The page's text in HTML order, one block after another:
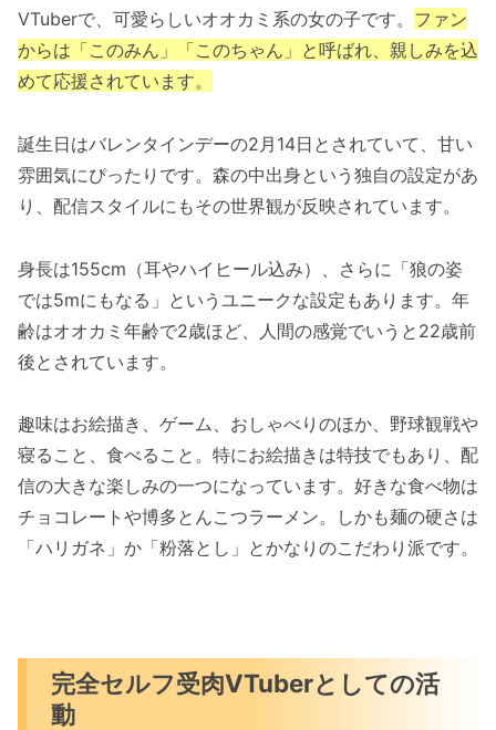
VTuberで、可愛らしいオオカミ系の女の子です。 ファン
からは「このみん」「このちゃん」と呼ばれ、親しみを込
めて応援されています。
誕生日はバレンタインデーの2月14日とされていて、甘い
雰囲気にぴったりです。森の中出身という独自の設定があ
り、配信スタイルにもその世界観が反映されています。
身長は155cm（耳やハイヒール込み）、さらに「狼の姿
では5mにもなる」というユニークな設定もあります。年
齢はオオカミ年齢で2歳ほど、人間の感覚でいうと22歳前
後とされています。
趣味はお絵描き、ゲーム、おしゃべりのほか、野球観戦や
寝ること、食べること。特にお絵描きは特技でもあり、配
信の大きな楽しみの一つになっています。好きな食べ物は
チョコレートや博多とんこつラーメン。しかも麺の硬さは
「ハリガネ」か「粉落とし」とかなりのこだわり派です。
完全セルフ受肉VTuberとしての活
動